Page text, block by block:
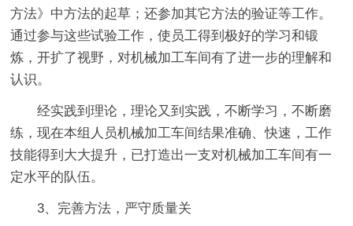
方法》中方法的起草；还参加其它方法的验证等工作。
通过参与这些试验工作，使员工得到极好的学习和锻
炼，开扩了视野，对机械加工车间有了进一步的理解和
认识。
经实践到理论，理论又到实践，不断学习，不断磨
练，现在本组人员机械加工车间结果准确、快速，工作
技能得到大大提升，已打造出一支对机械加工车间有一
定水平的队伍。
3、完善方法，严守质量关